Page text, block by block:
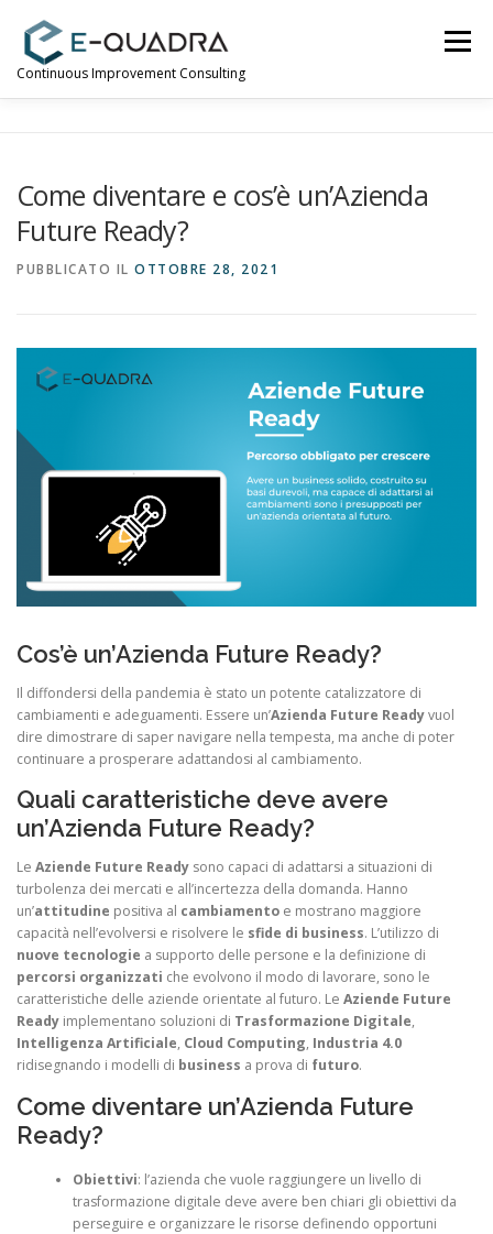
contenuto
Continuous Improvement Consulting
Menu
APPROFONDIMENTI
Come diventare e cos’è un’Azienda
Future Ready?
PUBBLICATO IL OTTOBRE 28, 2021
Cos’è un’Azienda Future Ready?
Il diffondersi della pandemia è stato un potente catalizzatore di
cambiamenti e adeguamenti. Essere un’Azienda Future Readyvuol
dire dimostrare di saper navigare nella tempesta, ma anche di poter
continuare a prosperare adattandosi al cambiamento.
Quali caratteristiche deve avere
un’Azienda Future Ready?
Le Aziende Future Ready sono capaci di adattarsi a situazioni di
turbolenza dei mercati e all’incertezza della domanda. Hanno
un’attitudine positiva al cambiamento e mostrano maggiore
capacità nell’evolversi e risolvere le sfide di business. L’utilizzo di
nuove tecnologie a supporto delle persone e la definizione di
percorsi organizzati che evolvono il modo di lavorare, sono le
caratteristiche delle aziende orientate al futuro. Le Aziende Future
Ready implementano soluzioni di Trasformazione Digitale,
Intelligenza Artificiale, Cloud Computing, Industria 4.0
ridisegnando i modelli di business a prova di futuro.
Come diventare un’Azienda Future
Ready?
Obiettivi: l’azienda che vuole raggiungere un livello di
trasformazione digitale deve avere ben chiari gli obiettivi da
perseguire e organizzare le risorse definendo opportuni